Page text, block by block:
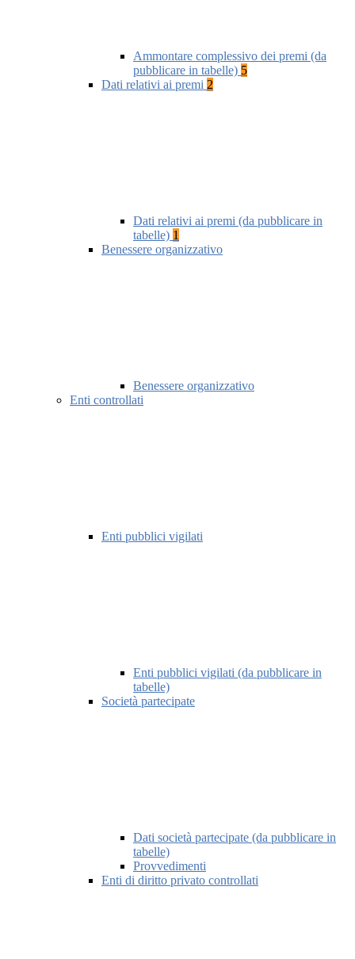
Ammontare complessivo dei premi (da
pubblicare in tabelle) 5
Dati relativi ai premi 2
Dati relativi ai premi (da pubblicare in
tabelle) 1
Benessere organizzativo
Benessere organizzativo
Enti controllati
Enti pubblici vigilati
Enti pubblici vigilati (da pubblicare in
tabelle)
Società partecipate
Dati società partecipate (da pubblicare in
tabelle)
Provvedimenti
Enti di diritto privato controllati